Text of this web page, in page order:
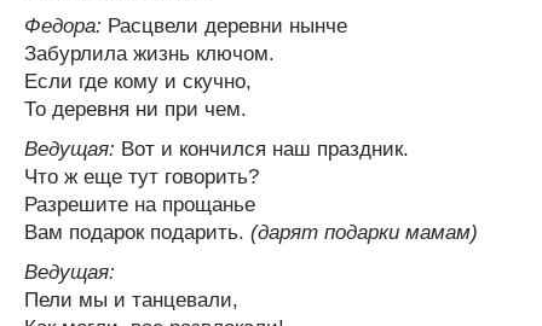
Федора: Расцвели деревни нынче
Забурлила жизнь ключом.
Если где кому и скучно,
То деревня ни при чем.
Ведущая: Вот и кончился наш праздник.
Что ж еще тут говорить?
Разрешите на прощанье
Вам подарок подарить. (дарят подарки мамам)
Ведущая:
Пели мы и танцевали,